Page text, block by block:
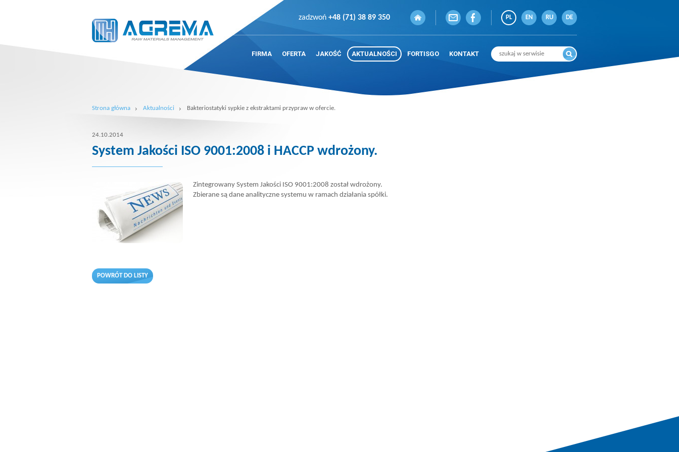
zadzwoń +48 (71) 38 89 350 PL EN RU DE
FIRMA OFERTA JAKOŚĆ AKTUALNOŚCI FORTISGO KONTAKT
Strona główna Aktualności Bakteriostatyki sypkie z ekstraktami przypraw w ofercie.
System Jakości ISO 9001:2008 i HACCP wdrożony.
24.10.2014
Zintegrowany System Jakości ISO 9001:2008 został wdrożony.
Zbierane są dane analityczne systemu w ramach działania spółki.
POWRÓT DO LISTY